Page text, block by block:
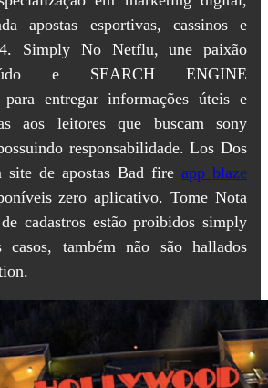
apostas esportivas, cassinos e
Simply No Netflu, une paixão
e SEARCH ENGINE
entregar informações úteis e
aos leitores que buscam sony
responsabilidade. Los Dos
site de apostas Bad fire app blaze
zero aplicativo. Tome Nota
cadastros estão proibidos simply
casos, também não são hallados